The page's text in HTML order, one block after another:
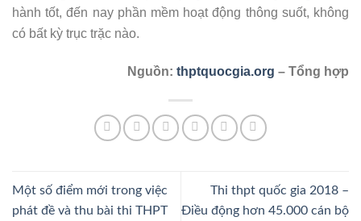
hành tốt, đến nay phần mềm hoạt động thông suốt, không
có bất kỳ trục trặc nào.
Nguồn: thptquocgia.org – Tổng hợp
Một số điểm mới trong việc
phát đề và thu bài thi THPT
Thi thpt quốc gia 2018 –
Điều động hơn 45.000 cán bộ